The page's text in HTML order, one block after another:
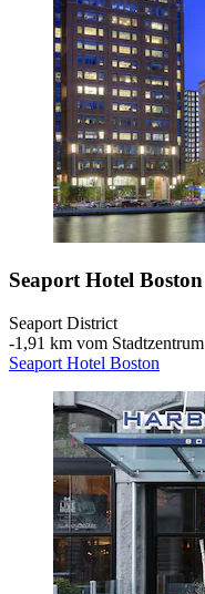
Seaport Hotel Boston
Seaport District
‐1,91 km vom Stadtzentrum
Seaport Hotel Boston